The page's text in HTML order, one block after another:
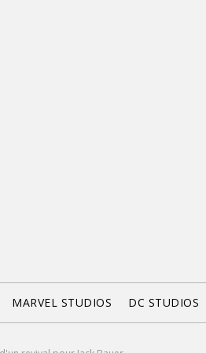
MARVEL STUDIOS DC STUDIOS